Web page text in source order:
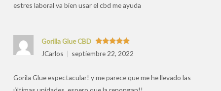
estres laboral va bien usar el cbd me ayuda
Valorado
con5de 5
Gorilla Glue CBD
JCarlos
septiembre 22, 2022
Gorila Glue espectacular! y me parece que me he llevado las